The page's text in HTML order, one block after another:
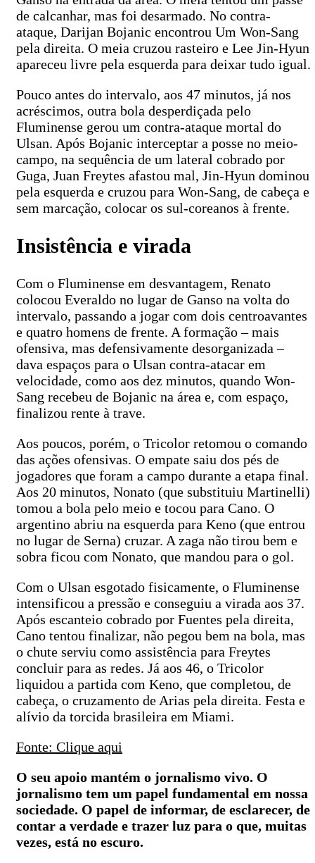
de calcanhar, mas foi desarmado. No contra-
ataque, Darijan Bojanic encontrou Um Won-Sang
pela direita. O meia cruzou rasteiro e Lee Jin-Hyun
apareceu livre pela esquerda para deixar tudo igual.
Pouco antes do intervalo, aos 47 minutos, já nos
acréscimos, outra bola desperdiçada pelo
Fluminense gerou um contra-ataque mortal do
Ulsan. Após Bojanic interceptar a posse no meio-
campo, na sequência de um lateral cobrado por
Guga, Juan Freytes afastou mal, Jin-Hyun dominou
pela esquerda e cruzou para Won-Sang, de cabeça e
sem marcação, colocar os sul-coreanos à frente.
Insistência e virada
Com o Fluminense em desvantagem, Renato
colocou Everaldo no lugar de Ganso na volta do
intervalo, passando a jogar com dois centroavantes
e quatro homens de frente. A formação – mais
ofensiva, mas defensivamente desorganizada –
dava espaços para o Ulsan contra-atacar em
velocidade, como aos dez minutos, quando Won-
Sang recebeu de Bojanic na área e, com espaço,
finalizou rente à trave.
Aos poucos, porém, o Tricolor retomou o comando
das ações ofensivas. O empate saiu dos pés de
jogadores que foram a campo durante a etapa final.
Aos 20 minutos, Nonato (que substituiu Martinelli)
tomou a bola pelo meio e tocou para Cano. O
argentino abriu na esquerda para Keno (que entrou
no lugar de Serna) cruzar. A zaga não tirou bem e
sobra ficou com Nonato, que mandou para o gol.
Com o Ulsan esgotado fisicamente, o Fluminense
intensificou a pressão e conseguiu a virada aos 37.
Após escanteio cobrado por Fuentes pela direita,
Cano tentou finalizar, não pegou bem na bola, mas
o chute serviu como assistência para Freytes
concluir para as redes. Já aos 46, o Tricolor
liquidou a partida com Keno, que completou, de
cabeça, o cruzamento de Arias pela direita. Festa e
alívio da torcida brasileira em Miami.
Fonte: Clique aqui
O seu apoio mantém o jornalismo vivo. O
jornalismo tem um papel fundamental em nossa
sociedade. O papel de informar, de esclarecer, de
contar a verdade e trazer luz para o que, muitas
vezes, está no escuro.